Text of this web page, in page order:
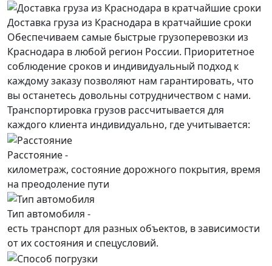
Доставка груза из Краснодара в кратчайшие сроки
Обеспечиваем самые быстрые грузоперевозки из
Краснодара в любой регион России. Приоритетное
соблюдение сроков и индивидуальный подход к
каждому заказу позволяют нам гарантировать, что
вы останетесь довольны сотрудничеством с нами.
Транспортировка грузов рассчитывается для
каждого клиента индивидуально, где учитывается:
Расстояние -
километраж, состояние дорожного покрытия, время
на преодоление пути
Тип автомобиля -
есть транспорт для разных объектов, в зависимости
от их состояния и спецусловий.